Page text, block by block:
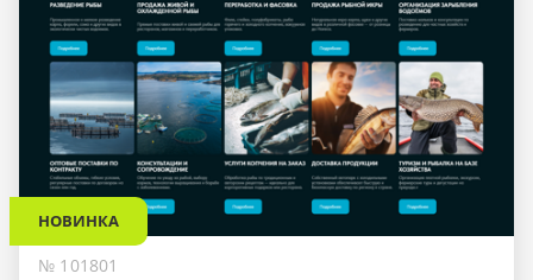
НОВИНКА
№ 101801